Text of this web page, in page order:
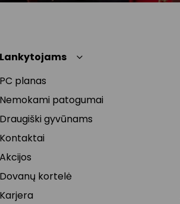
Lankytojams
PC planas
Nemokami patogumai
Draugiški gyvūnams
Kontaktai
Akcijos
Dovanų kortelė
Karjera